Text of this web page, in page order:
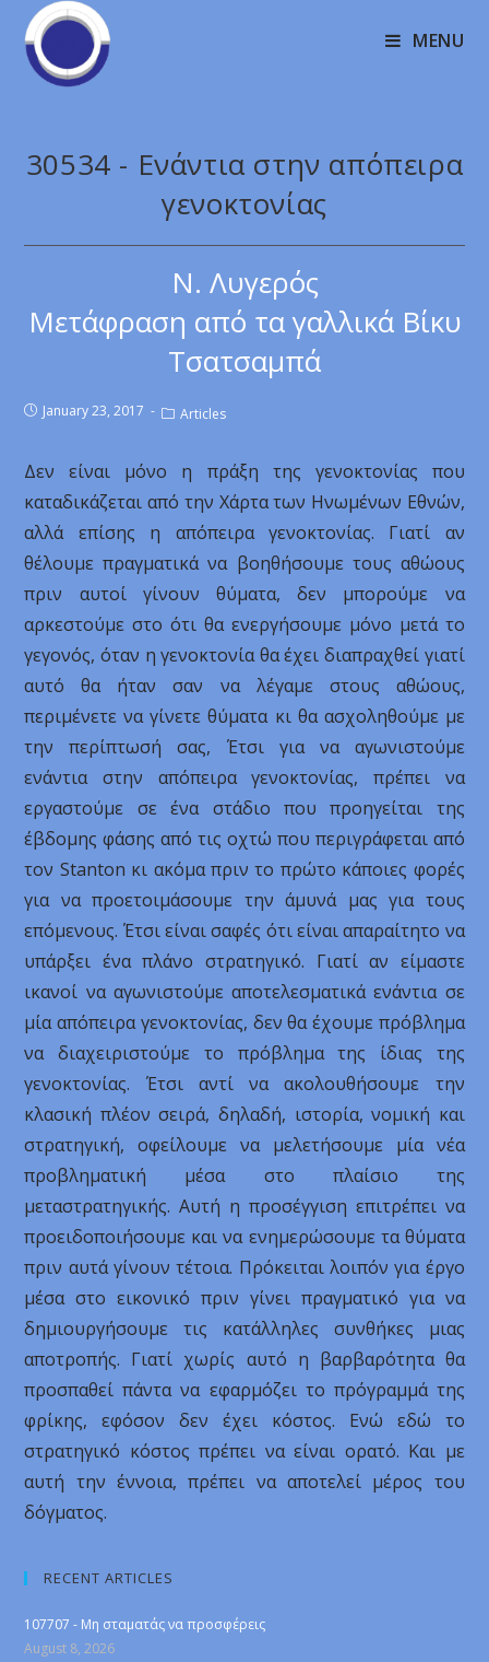
MENU
30534 - Ενάντια στην απόπειρα
γενοκτονίας
Ν. Λυγερός
Μετάφραση από τα γαλλικά Βίκυ
Τσατσαμπά
January 23, 2017 Articles
Δεν είναι μόνο η πράξη της γενοκτονίας που
καταδικάζεται από την Χάρτα των Ηνωμένων Εθνών,
αλλά επίσης η απόπειρα γενοκτονίας. Γιατί αν
θέλουμε πραγματικά να βοηθήσουμε τους αθώους
πριν αυτοί γίνουν θύματα, δεν μπορούμε να
αρκεστούμε στο ότι θα ενεργήσουμε μόνο μετά το
γεγονός, όταν η γενοκτονία θα έχει διαπραχθεί γιατί
αυτό θα ήταν σαν να λέγαμε στους αθώους,
περιμένετε να γίνετε θύματα κι θα ασχοληθούμε με
την περίπτωσή σας, Έτσι για να αγωνιστούμε
ενάντια στην απόπειρα γενοκτονίας, πρέπει να
εργαστούμε σε ένα στάδιο που προηγείται της
έβδομης φάσης από τις οχτώ που περιγράφεται από
τον Stanton κι ακόμα πριν το πρώτο κάποιες φορές
για να προετοιμάσουμε την άμυνά μας για τους
επόμενους. Έτσι είναι σαφές ότι είναι απαραίτητο να
υπάρξει ένα πλάνο στρατηγικό. Γιατί αν είμαστε
ικανοί να αγωνιστούμε αποτελεσματικά ενάντια σε
μία απόπειρα γενοκτονίας, δεν θα έχουμε πρόβλημα
να διαχειριστούμε το πρόβλημα της ίδιας της
γενοκτονίας. Έτσι αντί να ακολουθήσουμε την
κλασική πλέον σειρά, δηλαδή, ιστορία, νομική και
στρατηγική, οφείλουμε να μελετήσουμε μία νέα
προβληματική μέσα στο πλαίσιο της
μεταστρατηγικής. Αυτή η προσέγγιση επιτρέπει να
προειδοποιήσουμε και να ενημερώσουμε τα θύματα
πριν αυτά γίνουν τέτοια. Πρόκειται λοιπόν για έργο
μέσα στο εικονικό πριν γίνει πραγματικό για να
δημιουργήσουμε τις κατάλληλες συνθήκες μιας
αποτροπής. Γιατί χωρίς αυτό η βαρβαρότητα θα
προσπαθεί πάντα να εφαρμόζει το πρόγραμμά της
φρίκης, εφόσον δεν έχει κόστος. Ενώ εδώ το
στρατηγικό κόστος πρέπει να είναι ορατό. Και με
αυτή την έννοια, πρέπει να αποτελεί μέρος του
δόγματος.
RECENT ARTICLES
107707 - Μη σταματάς να προσφέρεις
August 8, 2026